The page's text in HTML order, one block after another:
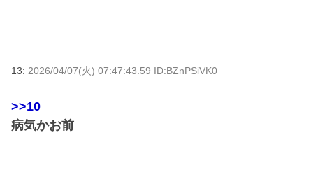
13: 2026/04/07(火) 07:47:43.59 ID:BZnPSiVK0
>>10
病気かお前